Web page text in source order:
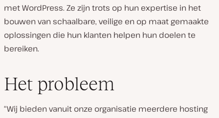
met WordPress. Ze zijn trots op hun expertise in het
bouwen van schaalbare, veilige en op maat gemaakte
oplossingen die hun klanten helpen hun doelen te
bereiken.
Het probleem
“Wij bieden vanuit onze organisatie meerdere hosting